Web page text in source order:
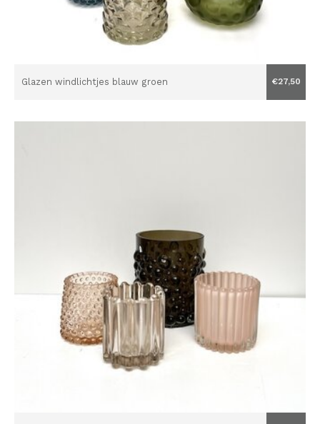
Glazen windlichtjes blauw groen €27,50